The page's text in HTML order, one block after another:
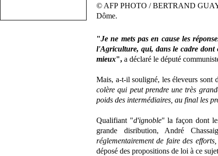
© AFP PHOTO / BERTRAND GUAY
Dôme.
"Je ne mets pas en cause les
l'Agriculture, qui, dans le cadre dont
mieux",a déclaré le député
Mais, a-t-il souligné, les éleveurs sont
colère qui peut prendre une très
poids des intermédiaires, au final les
Qualifiant "d'ignoble" la façon dont
grande disribution, André
réglementairement de faire des
déposé des propositions de loi à ce